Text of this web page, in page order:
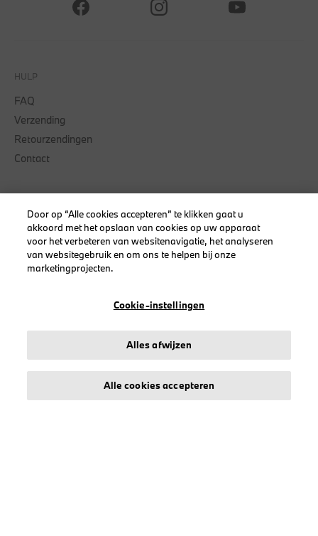
HULP
FAQ
Verzending
Retourzendingen
Contact
SNELKOPPELINGEN
Volg je bestelling
Mijn account
COLLECTIES
Door op “Alle cookies accepteren” te klikken gaat u
akkoord met het opslaan van cookies op uw apparaat
voor het verbeteren van websitenavigatie, het analyseren
van websitegebruik en om ons te helpen bij onze
marketingprojecten.
Cookie-instellingen
Alles afwijzen
Alle cookies accepteren